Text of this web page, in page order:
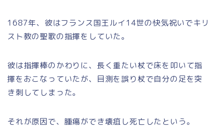
1687年、彼はフランス国王ルイ14世の快気祝いでキリ
スト教の聖歌の指揮をしていた。
彼は指揮棒のかわりに、長く重たい杖で床を叩いて指
揮をおこなっていたが、目測を誤り杖で自分の足を突
き刺してしまった。
それが原因で、腫瘍ができ壊疽し死亡したという。